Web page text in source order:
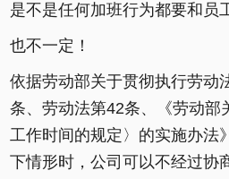
是不是任何加班行为都要和员
也不一定！
依据劳动部关于贯彻执行劳动
条、劳动法第42条、《劳动部
工作时间的规定〉的实施办法
下情形时，公司可以不经过协